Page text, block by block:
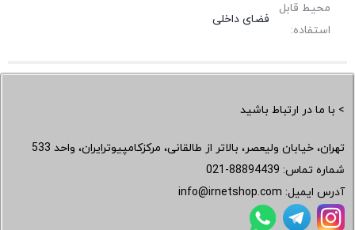
محیط قابل
استفاده:
فضای داخلی
> با ما در ارتباط باشید
تهران، خیابان ولیعصر، بالاتر از طالقانی، مرکزکامپیوترایران، واحد 533
شماره تماس: 021-88894439
آدرس ایمیل: info@irnetshop.com